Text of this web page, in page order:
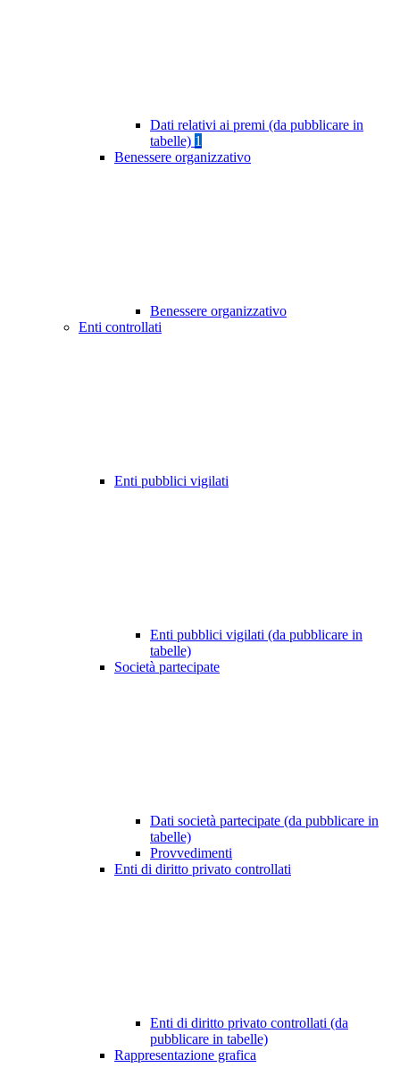
Dati relativi ai premi (da pubblicare in
tabelle) 1
Benessere organizzativo
Benessere organizzativo
Enti controllati
Enti pubblici vigilati
Enti pubblici vigilati (da pubblicare in
tabelle)
Società partecipate
Dati società partecipate (da pubblicare in
tabelle)
Provvedimenti
Enti di diritto privato controllati
Enti di diritto privato controllati (da
pubblicare in tabelle)
Rappresentazione grafica